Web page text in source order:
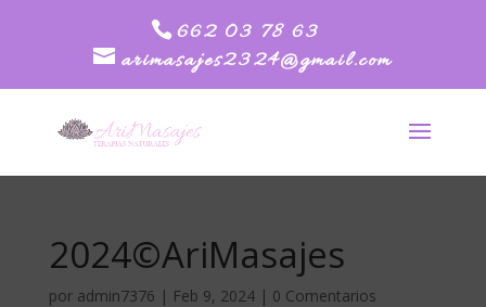
662 03 78 63
arimasajes2324@gmail.com
2024©AriMasajes
por admin7376 | Feb 9, 2024| 0 Comentarios